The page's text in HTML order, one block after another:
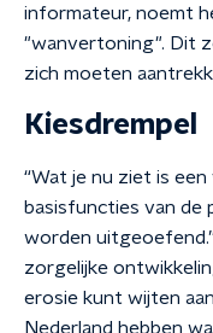
informateur, noemt
"wanvertoning". Dit
zich moeten
Kiesdrempel
“Wat je nu ziet is
basisfuncties van de
worden
zorgelijke
erosie kunt wijten
Nederland hebben